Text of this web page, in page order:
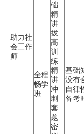
助力社
会工作
师
全程
畅学
班
础
精
讲
拔
高
训
练
精
讲
冲
刺
套
题
密
基础
没有
自律
备考